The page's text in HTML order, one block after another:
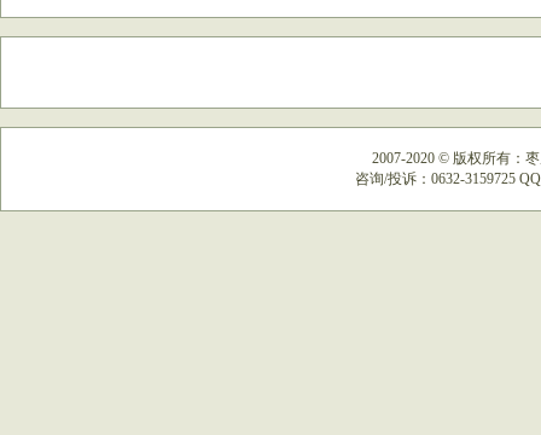
2007-2020 ©版权所有：枣
咨询/投诉：0632-3159725